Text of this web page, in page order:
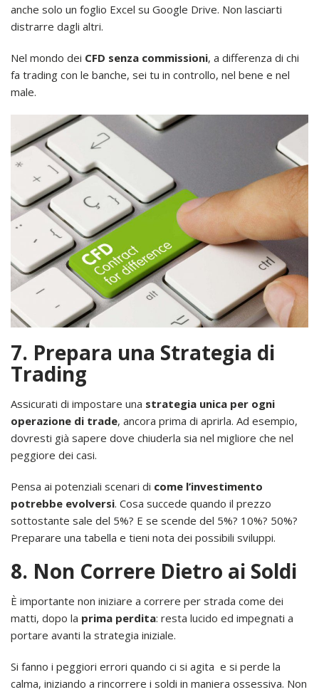
anche solo un foglio Excel su Google Drive. Non lasciarti
distrarre dagli altri.
Nel mondo dei CFD senza commissioni, a differenza di chi
fa trading con le banche, sei tu in controllo, nel bene e nel
male.
7. Prepara una Strategia di
Trading
Assicurati di impostare una strategia unica per ogni
operazione di trade, ancora prima di aprirla. Ad esempio,
dovresti già sapere dove chiuderla sia nel migliore che nel
peggiore dei casi.
Pensa ai potenziali scenari di come l’investimento
potrebbe evolversi. Cosa succede quando il prezzo
sottostante sale del 5%? E se scende del 5%? 10%? 50%?
Preparare una tabella e tieni nota dei possibili sviluppi.
8. Non Correre Dietro ai Soldi
È importante non iniziare a correre per strada come dei
matti, dopo la prima perdita: resta lucido ed impegnati a
portare avanti la strategia iniziale.
Si fanno i peggiori errori quando ci si agita e si perde la
calma, iniziando a rincorrere i soldi in maniera ossessiva. Non